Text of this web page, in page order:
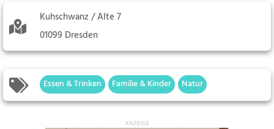
Kuhschwanz / Alte 7
01099 Dresden
Essen & Trinken Familie & Kinder Natur